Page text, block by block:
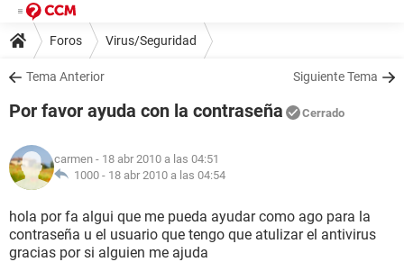
Foros Virus/Seguridad
Tema Anterior Siguiente Tema
Por favor ayuda con la contraseña Cerrado
carmen - 18 abr 2010 a las 04:51
1000 - 18 abr 2010 a las 04:54
hola por fa algui que me pueda ayudar como ago para la
contraseña u el usuario que tengo que atulizar el antivirus
gracias por si alguien me ajuda